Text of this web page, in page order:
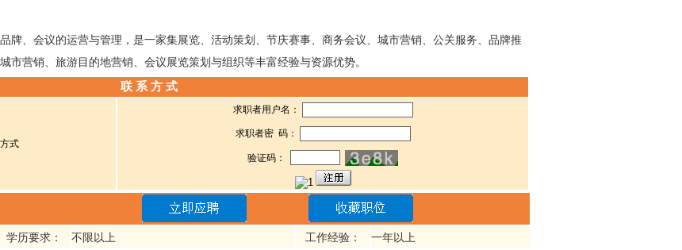
牌、会议的运营与管理，是一家集展览、活动策划、节庆赛事、商务会议、城市营销、公关服务、品牌推
市营销、旅游目的地营销、会议展览策划与组织等丰富经验与资源优势。
联 系 方 式
式
求职者用户名：
求职者密 码：
验证码：
学历要求： 不限以上 工作经验：
一年以上